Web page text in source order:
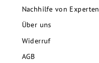
Nachhilfe von Experten
Über uns
Widerruf
AGB